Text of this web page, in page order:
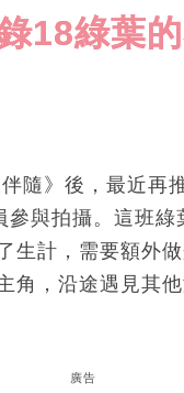
18綠葉
隨》後，最近再
與拍攝。這班
生計，需要額外
角，沿途遇見其
廣告